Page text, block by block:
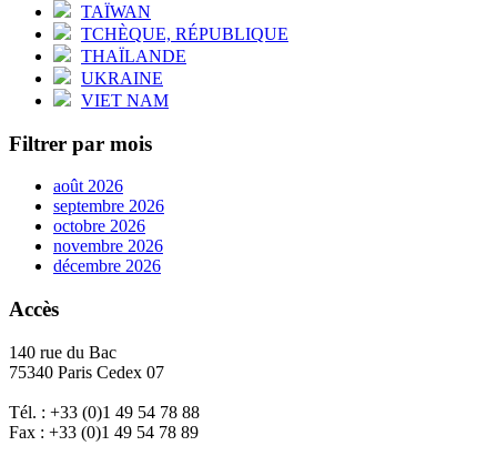
TAÏWAN
TCHÈQUE, RÉPUBLIQUE
THAÏLANDE
UKRAINE
VIET NAM
Filtrer par mois
août 2026
septembre 2026
octobre 2026
novembre 2026
décembre 2026
Accès
140 rue du Bac
75340 Paris Cedex 07
Tél. : +33 (0)1 49 54 78 88
Fax : +33 (0)1 49 54 78 89